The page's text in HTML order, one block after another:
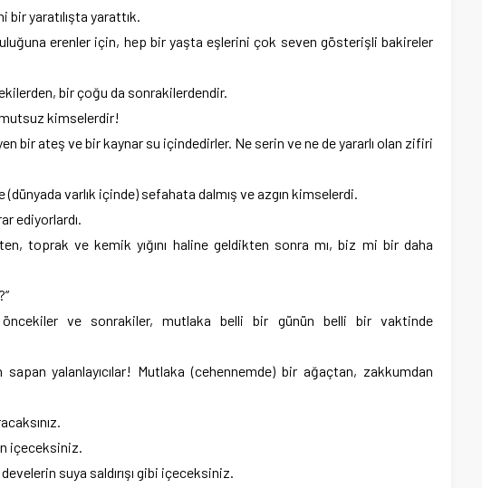
bir yaratılışta yarattık.
erenler için, hep bir yaşta eşlerini çok seven gösterişli bakireler
bir çoğu da sonrakilerdendir.
kimselerdir!
bir ateş ve bir kaynar su içindedirler. Ne serin ve ne de yararlı olan zifiri
varlık içinde) sefahata dalmış ve azgın kimselerdi.
ediyorlardı.
toprak ve kemik yığını haline geldikten sonra mı, biz mi bir daha
ve sonrakiler, mutlaka belli bir günün belli bir vaktinde
yalanlayıcılar! Mutlaka (cehennemde) bir ağaçtan, zakkumdan
içeceksiniz.
suya saldırışı gibi içeceksiniz.